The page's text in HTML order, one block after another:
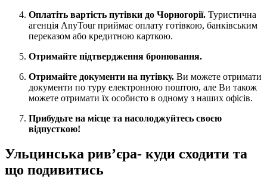
Оплатіть вартість путівки до Чорногорії. Туристична
агенція AnyTour приймає оплату готівкою, банківським
переказом або кредитною карткою.
Отримайте підтвердження бронювання.
Отримайте документи на путівку. Ви можете отримати
документи по туру електронною поштою, але Ви також
можете отримати їх особисто в одному з наших офісів.
Прибудьте на місце та насолоджуйтесь своєю
відпусткою!
Ульцинська рив’єра- куди сходити та
що подивитись